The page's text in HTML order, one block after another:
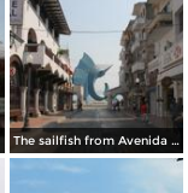
The sailfish from Avenida mexico